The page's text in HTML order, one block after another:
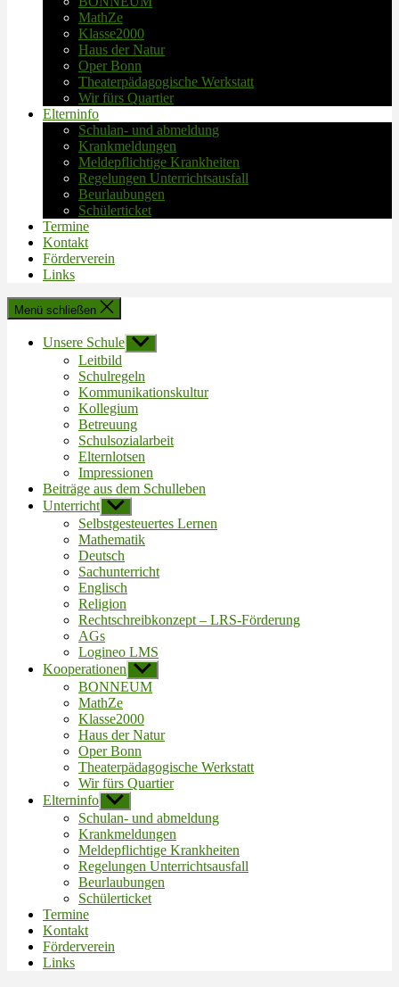
MathZe
Klasse2000
Haus der Natur
Oper Bonn
Theaterpädagogische Werkstatt
Wir fürs Quartier
Elterninfo
Schulan- und abmeldung
Krankmeldungen
Meldepflichtige Krankheiten
Regelungen Unterrichtsausfall
Beurlaubungen
Schülerticket
Termine
Kontakt
Förderverein
Links
Menü schließen
Unsere Schule Untermenü
anzeigen
Leitbild
Schulregeln
Kommunikationskultur
Kollegium
Betreuung
Schulsozialarbeit
Elternlotsen
Impressionen
Beiträge aus dem Schulleben
Unterricht Untermenü
anzeigen
Selbstgesteuertes Lernen
Mathematik
Deutsch
Sachunterricht
Englisch
Religion
Rechtschreibkonzept – LRS-Förderung
AGs
Logineo LMS
Kooperationen Untermenü
anzeigen
BONNEUM
MathZe
Klasse2000
Haus der Natur
Oper Bonn
Theaterpädagogische Werkstatt
Wir fürs Quartier
Elterninfo Untermenü
anzeigen
Schulan- und abmeldung
Krankmeldungen
Meldepflichtige Krankheiten
Regelungen Unterrichtsausfall
Beurlaubungen
Schülerticket
Termine
Kontakt
Förderverein
Links